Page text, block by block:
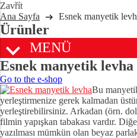
Zavřít
Ana Sayfa Esnek manyetik
Ürünler
MENÜ
Esnek manyetik levha
Go to the e-shop
Bu
yerleştirmenize gerek kalmadan
yerleştirebilirsiniz. Arkadan (örn.
filmin yapışkan tabakası vardır.
yazılması mümkün olan beyaz